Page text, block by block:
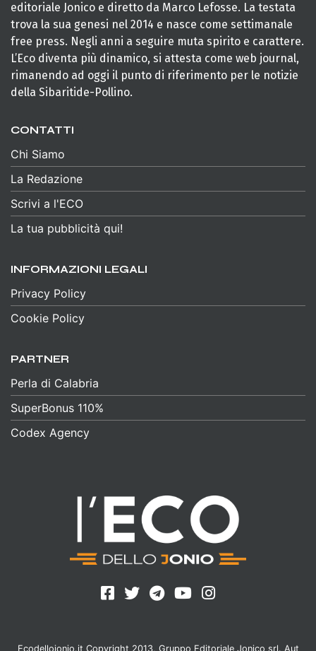
editoriale Jonico e diretto da Marco Lefosse. La testata
trova la sua genesi nel 2014 e nasce come settimanale
free press. Negli anni a seguire muta spirito e carattere.
L’Eco diventa più dinamico, si attesta come web journal,
rimanendo ad oggi il punto di riferimento per le notizie
della Sibaritide-Pollino.
CONTATTI
Chi Siamo
La Redazione
Scrivi a l'ECO
La tua pubblicità qui!
INFORMAZIONI LEGALI
Privacy Policy
Cookie Policy
PARTNER
Perla di Calabria
SuperBonus 110%
Codex Agency
Ecodellojonio.it Copyright 2013, Gruppo Editoriale Jonico srl. Aut